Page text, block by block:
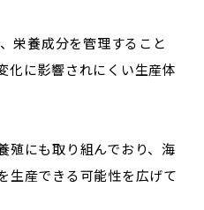
栄養成分を管理すること
化に影響されにくい生産体
殖にも取り組んでおり、海
生産できる可能性を広げて